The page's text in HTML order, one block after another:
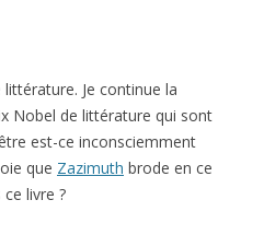
Je continue la
Nobel de littérature qui sont
est-ce inconsciemment
que Zazimuth brode en ce
livre ?